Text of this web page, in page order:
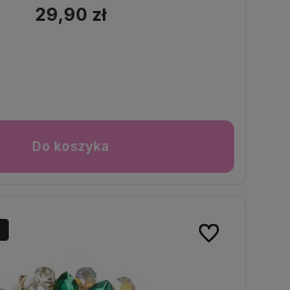
29,90 zł
Do koszyka
Do ulubionych